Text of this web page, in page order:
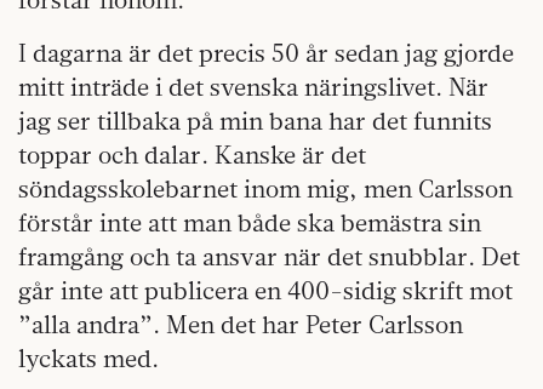
I dagarna är det precis 50 år sedan jag gjorde
mitt inträde i det svenska näringslivet. När
jag ser tillbaka på min bana har det funnits
toppar och dalar. Kanske är det
söndagsskolebarnet inom mig, men Carlsson
förstår inte att man både ska bemästra sin
framgång och ta ansvar när det snubblar. Det
går inte att publicera en 400-sidig skrift mot
”alla andra”. Men det har Peter Carlsson
lyckats med.